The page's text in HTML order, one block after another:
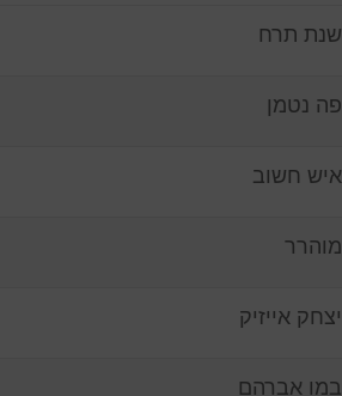
שנת תרח
פה נטמן
איש חשוב
מוהרר
יצחק אייזיק
במו אברהם